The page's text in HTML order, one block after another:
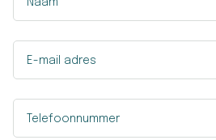
Naam
E-mail adres
Telefoonnummer